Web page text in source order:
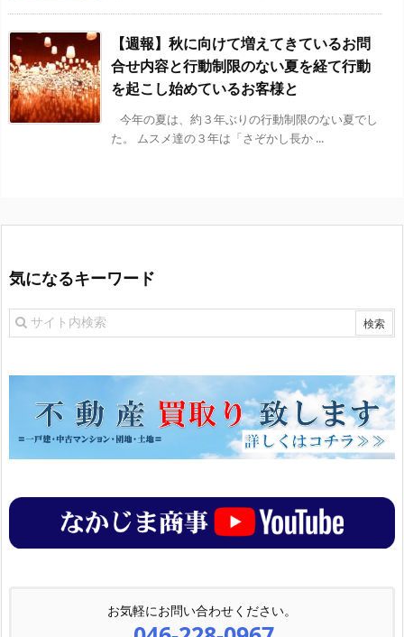
【週報】秋に向けて増えてきているお問
合せ内容と行動制限のない夏を経て行動
を起こし始めているお客様と
今年の夏は、約３年ぶりの行動制限のない夏でし
た。 ムスメ達の３年は「さぞかし長か ...
気になるキーワード
お気軽にお問い合わせください。